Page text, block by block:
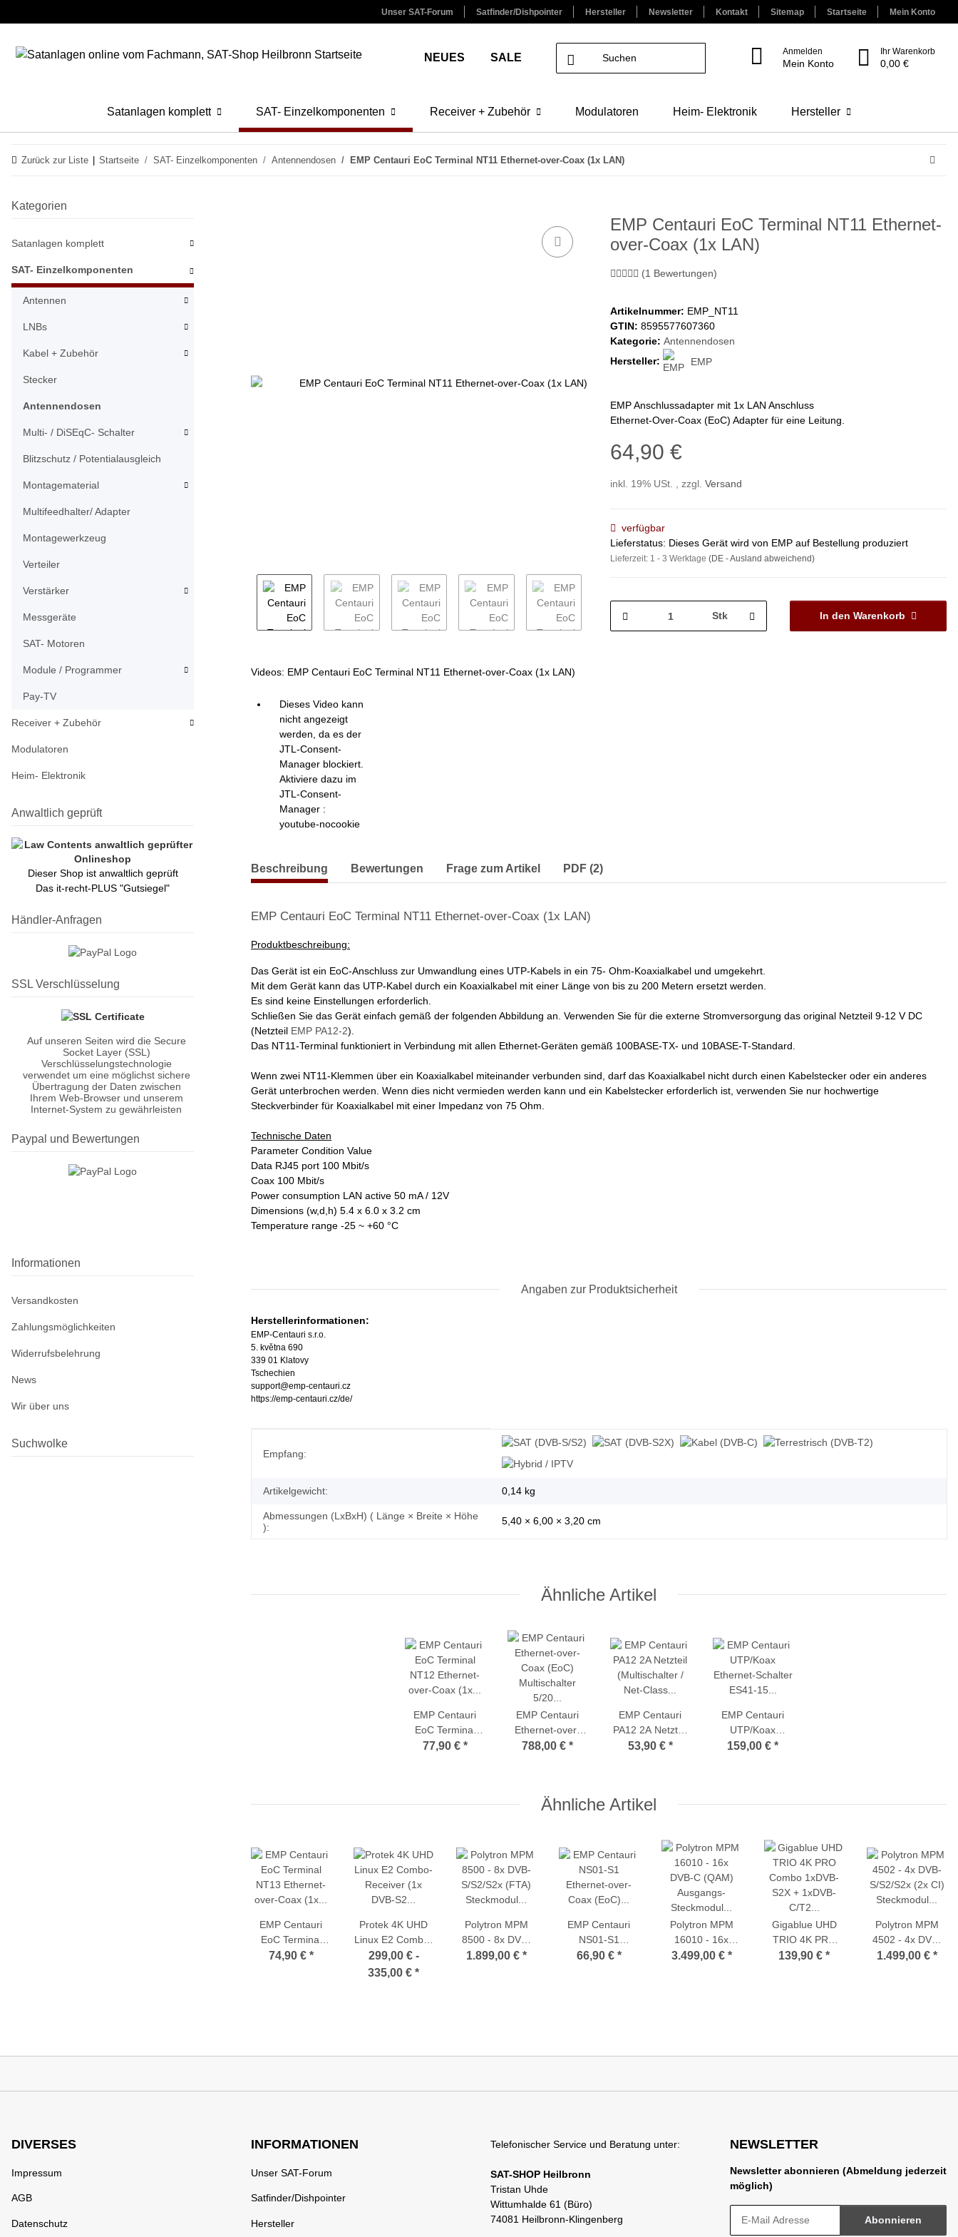
Unser SAT-Forum Satfinder/Dishpointer Hersteller Newsletter Kontakt Sitemap Startseite Mein Konto
NEUES SALE
Anmelden
Mein Konto
Ihr Warenkorb
0,00 €
Satanlagen komplett SAT- Einzelkomponenten Receiver + Zubehör Modulatoren Heim- Elektronik Hersteller
Zurück zur Liste Startseite SAT- Einzelkomponenten Antennendosen EMP Centauri EoC Terminal NT11 Ethernet-over-Coax (1x LAN)
Videos: EMP Centauri EoC Terminal NT11 Ethernet-over-Coax (1x LAN)
Dieses Video kann
nicht angezeigt
werden, da es der
JTL-Consent-
Manager blockiert.
Aktiviere dazu im
JTL-Consent-
Manager :
youtube-nocookie
EMP Centauri EoC Terminal NT11 Ethernet-
over-Coax (1x LAN)
(1 Bewertungen)
Artikelnummer: EMP_NT11
GTIN: 8595577607360
Kategorie: Antennendosen
Hersteller:
EMP
EMP Anschlussadapter mit 1x LAN Anschluss
Ethernet-Over-Coax (EoC) Adapter für eine Leitung.
64,90 €
inkl. 19% USt. , zzgl. Versand
verfügbar
Lieferstatus: Dieses Gerät wird von EMP auf Bestellung produziert
Lieferzeit: 1 - 3 Werktage (DE - Ausland abweichend)
Stk In den Warenkorb
Beschreibung Bewertungen Frage zum Artikel PDF (2)
EMP Centauri EoC Terminal NT11 Ethernet-over-Coax (1x LAN)
Produktbeschreibung:
Das Gerät ist ein EoC-Anschluss zur Umwandlung eines UTP-Kabels in ein 75- Ohm-Koaxialkabel und umgekehrt.
Mit dem Gerät kann das UTP-Kabel durch ein Koaxialkabel mit einer Länge von bis zu 200 Metern ersetzt werden.
Es sind keine Einstellungen erforderlich.
Schließen Sie das Gerät einfach gemäß der folgenden Abbildung an. Verwenden Sie für die externe Stromversorgung das original Netzteil 9-12 V DC
(Netzteil EMP PA12-2).
Das NT11-Terminal funktioniert in Verbindung mit allen Ethernet-Geräten gemäß 100BASE-TX- und 10BASE-T-Standard.
Wenn zwei NT11-Klemmen über ein Koaxialkabel miteinander verbunden sind, darf das Koaxialkabel nicht durch einen Kabelstecker oder ein anderes
Gerät unterbrochen werden. Wenn dies nicht vermieden werden kann und ein Kabelstecker erforderlich ist, verwenden Sie nur hochwertige
Steckverbinder für Koaxialkabel mit einer Impedanz von 75 Ohm.
Technische Daten
Parameter Condition Value
Data RJ45 port 100 Mbit/s
Coax 100 Mbit/s
Power consumption LAN active 50 mA / 12V
Dimensions (w,d,h) 5.4 x 6.0 x 3.2 cm
Temperature range -25 ~ +60 °C
Angaben zur Produktsicherheit
Herstellerinformationen:
EMP-Centauri s.r.o.
5. května 690
339 01 Klatovy
Tschechien
support@emp-centauri.cz
https://emp-centauri.cz/de/
Empfang:
Artikelgewicht: 0,14 kg
Abmessungen (LxBxH) ( Länge × Breite × Höhe
):
5,40 × 6,00 × 3,20 cm
Ähnliche Artikel
EMP Centauri
EoC Terminal
NT12 Ethernet-
77,90 € *
EMP Centauri
Ethernet-over-
Coax (EoC)
788,00 € *
EMP Centauri
PA12 2A Netzteil
(Multischalter /
53,90 € *
EMP Centauri
UTP/Koax
Ethernet-Schalter
159,00 € *
Ähnliche Artikel
EMP Centauri
EoC Terminal
NT13 Ethernet-
74,90 € *
Protek 4K UHD
Linux E2 Combo-
Receiver (1x
DVB-S2 Sat-
wählbar)
299,00 € -
335,00 € *
Polytron MPM
8500 - 8x DVB-
S/S2/S2x (FTA)
1.899,00 € *
EMP Centauri
NS01-S1
Ethernet-over-
66,90 € *
Polytron MPM
16010 - 16x
DVB-C (QAM)
3.499,00 € *
Gigablue UHD
TRIO 4K PRO
Combo 1xDVB-
139,90 € *
Polytron MPM
4502 - 4x DVB-
S/S2/S2x (2x CI)
1.499,00 € *
Kategorien
Satanlagen komplett
SAT- Einzelkomponenten
Antennen
LNBs
Kabel + Zubehör
Stecker
Antennendosen
Multi- / DiSEqC- Schalter
Blitzschutz / Potentialausgleich
Montagematerial
Multifeedhalter/ Adapter
Montagewerkzeug
Verteiler
Verstärker
Messgeräte
SAT- Motoren
Module / Programmer
Pay-TV
Receiver + Zubehör
Modulatoren
Heim- Elektronik
Anwaltlich geprüft
Dieser Shop ist anwaltlich geprüft
Das it-recht-PLUS "Gutsiegel"
Händler-Anfragen
SSL Verschlüsselung
Auf unseren Seiten wird die Secure
Socket Layer (SSL)
Verschlüsselungstechnologie
verwendet um eine möglichst sichere
Übertragung der Daten zwischen
Ihrem Web-Browser und unserem
Internet-System zu gewährleisten
Paypal und Bewertungen
Informationen
Versandkosten
Zahlungsmöglichkeiten
Widerrufsbelehrung
News
Wir über uns
Suchwolke
DIVERSES
Impressum
AGB
Datenschutz
INFORMATIONEN
Unser SAT-Forum
Satfinder/Dishpointer
Hersteller
Telefonischer Service und Beratung unter:
SAT-SHOP Heilbronn
Tristan Uhde
Wittumhalde 61 (Büro)
74081 Heilbronn-Klingenberg
NEWSLETTER
Newsletter abonnieren (Abmeldung jederzeit
möglich)
Abonnieren